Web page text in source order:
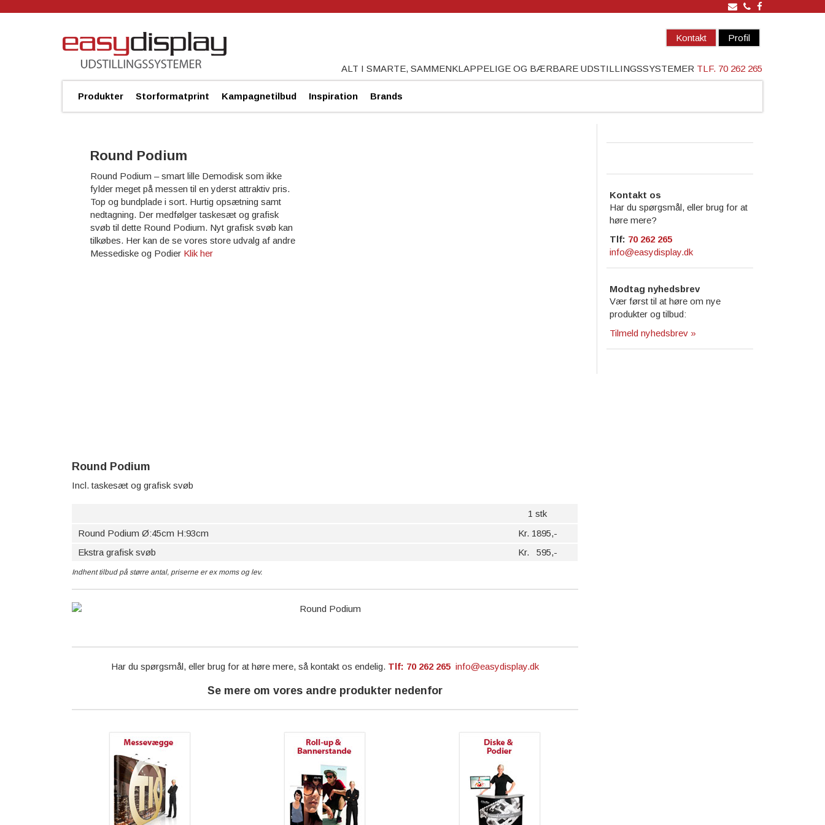
ALT I SMARTE, SAMMENKLAPPELIGE OG BÆRBARE UDSTILLINGSSYSTEMER TLF. 70 262 265
Kontakt Profil
Produkter Storformatprint Kampagnetilbud Inspiration Brands
Round Podium
Round Podium – smart lille Demodisk som ikke
fylder meget på messen til en yderst attraktiv pris.
Top og bundplade i sort. Hurtig opsætning samt
nedtagning. Der medfølger taskesæt og grafisk
svøb til dette Round Podium. Nyt grafisk svøb kan
tilkøbes. Her kan de se vores store udvalg af andre
Messediske og Podier Klik her
Round Podium
Incl. taskesæt og grafisk svøb
1 stk
Round Podium Ø:45cm H:93cm
Kr. 1895,-
Ekstra grafisk svøb
Kr. 595,-
Indhent tilbud på større antal, priserne er ex moms og lev.
Har du spørgsmål, eller brug for at høre mere, så kontakt os endelig. Tlf: 70 262 265 info@easydisplay.dk
Se mere om vores andre produkter nedenfor
Kontakt os
Har du spørgsmål, eller brug for at
høre mere?
Tlf: 70 262 265
info@easydisplay.dk
Modtag nyhedsbrev
Vær først til at høre om nye
produkter og tilbud:
Tilmeld nyhedsbrev »